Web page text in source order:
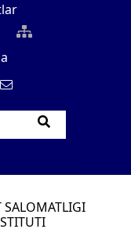
SALOMATLIGI